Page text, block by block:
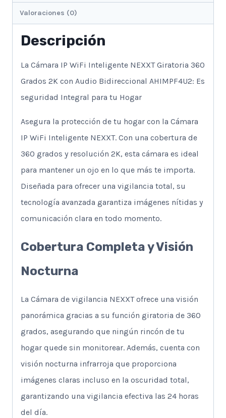
Valoraciones (0)
Descripción
La Cámara IP WiFi Inteligente NEXXT Giratoria 360
Grados 2K con Audio Bidireccional AHIMPF4U2: Es
seguridad Integral para tu Hogar
Asegura la protección de tu hogar con la Cámara
IP WiFi Inteligente NEXXT. Con una cobertura de
360 grados y resolución 2K, esta cámara es ideal
para mantener un ojo en lo que más te importa.
Diseñada para ofrecer una vigilancia total, su
tecnología avanzada garantiza imágenes nítidas y
comunicación clara en todo momento.
Cobertura Completa y Visión
Nocturna
La Cámara de vigilancia NEXXT ofrece una visión
panorámica gracias a su función giratoria de 360
grados, asegurando que ningún rincón de tu
hogar quede sin monitorear. Además, cuenta con
visión nocturna infrarroja que proporciona
imágenes claras incluso en la oscuridad total,
garantizando una vigilancia efectiva las 24 horas
del día.